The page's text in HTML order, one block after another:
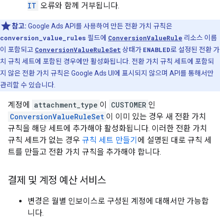
IT 오류와 함께 거부됩니다.
참고: Google Ads API를 사용하여 만든 전환 가치 규칙은
conversion_value_rules 필드에 ConversionValueRule 리소스 이름
이 포함되고 ConversionValueRuleSet 상태가 ENABLED로 설정된 전환 가
치 규칙 세트에 포함된 경우에만 활성화됩니다. 전환 가치 규칙 세트에 포함되
지 않은 전환 가치 규칙은 Google Ads UI에 표시되지 않으며 API를 통해서만
관리할 수 있습니다.
계정에 attachment_type 이 CUSTOMER 인
ConversionValueRuleSet 이 이미 있는 경우 새 전환 가치
규칙을 해당 세트에 추가해야 활성화됩니다. 이러한 전환 가치
규칙 세트가 없는 경우 규칙 세트 만들기 에 설명된 대로 규칙 세
트를 만들고 전환 가치 규칙을 추가해야 합니다.
결제 및 계정 예산 서비스
변경은 월별 인보이스로 구성된 계정에 대해서만 가능합
니다.